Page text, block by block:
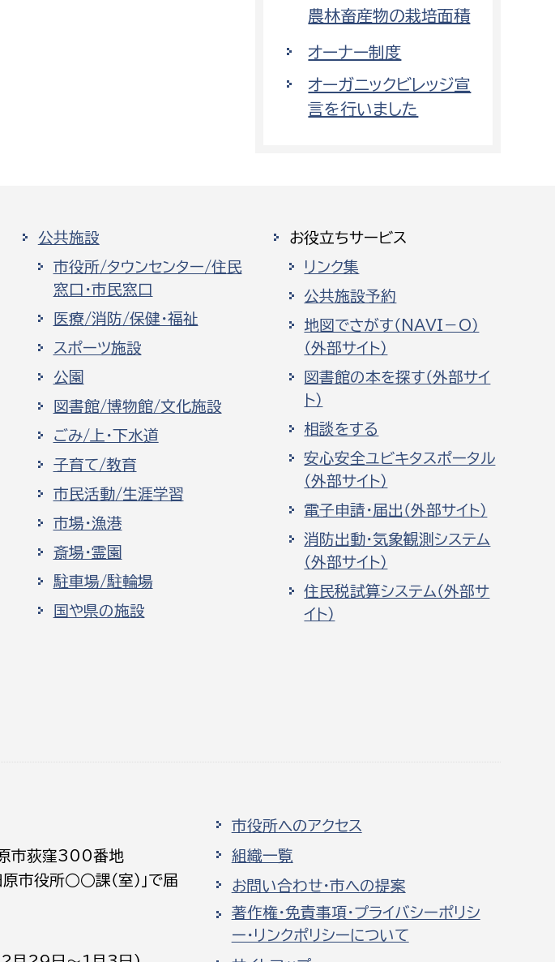
農林畜産物の栽培面積
オーナー制度
オーガニックビレッジ宣
言を行いました
公共施設
市役所/タウンセンター/住民
窓口・市民窓口
医療/消防/保健・福祉
スポーツ施設
公園
図書館/博物館/文化施設
ごみ/上・下水道
子育て/教育
市民活動/生涯学習
市場・漁港
斎場・霊園
駐車場/駐輪場
国や県の施設
お役立ちサービス
リンク集
公共施設予約
地図でさがす（NAVI－O）
（外部サイト）
図書館の本を探す（外部サイ
ト）
相談をする
安心安全ユビキタスポータル
（外部サイト）
電子申請・届出（外部サイト）
消防出動・気象観測システム
（外部サイト）
住民税試算システム（外部サ
イト）
市荻窪300番地
役所○○課（室）」で届
市役所へのアクセス
組織一覧
お問い合わせ・市への提案
著作権・免責事項・プライバシーポリシ
ー・リンクポリシーについて